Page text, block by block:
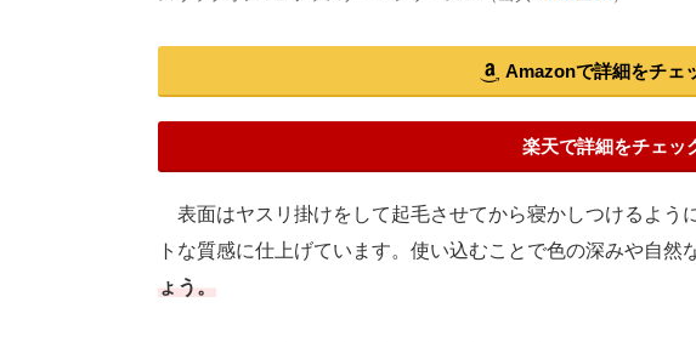
Amazonで詳細をチェ
楽天で詳細をチェッ
表面はヤスリ掛けをして起毛させてから寝かしつけるよう
トな質感に仕上げています。使い込むことで色の深みや自然
ょう。